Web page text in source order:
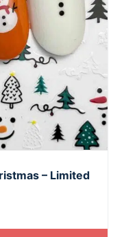
– Limited